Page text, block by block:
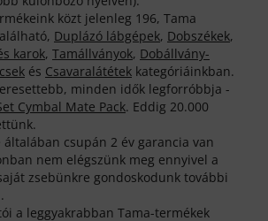
közt jelenleg 196, Tama
Duplázó lábgépek, Dobszékek,
karok, Tamállványok, Dobállvány-
és Csavaralátétek kategóriáinkban.
minden idők legforróbbja -
Cymbal Mate Pack. Eddig 20.000
csupán 2 év garancia van
nem elégszünk meg ennyivel a
zsebünkre gondoskodunk további
a leggyakrabban Tama-termékek